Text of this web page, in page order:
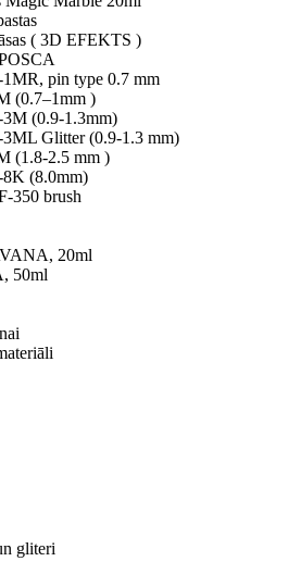
( 3D EFEKTS )
pin type 0.7 mm
(0.7–1mm )
(0.9-1.3mm)
Glitter (0.9-1.3 mm)
(1.8-2.5 mm )
(8.0mm)
350 brush
20ml
50ml
gliteri